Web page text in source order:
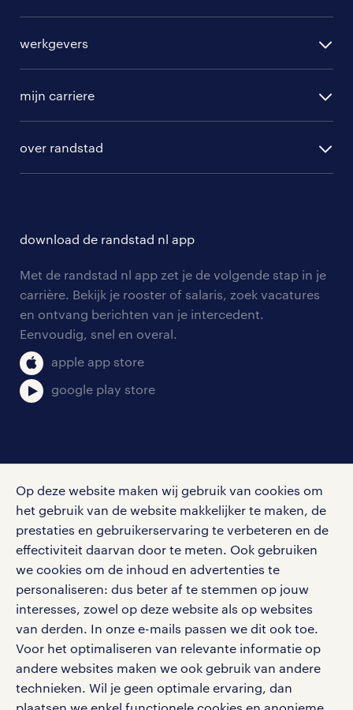
Op deze website maken wij gebruik van cookies om
het gebruik van de website makkelijker te maken, de
prestaties en gebruikerservaring te verbeteren en de
effectiviteit daarvan door te meten. Ook gebruiken
we cookies om de inhoud en advertenties te
personaliseren: dus beter af te stemmen op jouw
interesses, zowel op deze website als op websites
van derden. In onze e-mails passen we dit ook toe.
Voor het optimaliseren van relevante informatie op
andere websites maken we ook gebruik van andere
technieken. Wil je geen optimale ervaring, dan
randstad professional
werkgevers
hr-diensten
tarieven
personeel gezocht
aanmelden nieuwsbrief
mijn carriere
solliciteren
blogs en artikelen
salarischecker
bruto-netto calculator
over randstad
onze vestigingen
pers
download de randstad nl app
Met de randstad nl app zet je de volgende stap in je
carrière. Bekijk je rooster of salaris, zoek vacatures
en ontvang berichten van je intercedent.
Eenvoudig, snel en overal.
apple app store
google play store
Volg ons voor de leukste content omtrent
vacatures, solliciteren en inspiratie.
werken bij randstad
gebruikersvoorwaarden
privacystatement
cookies
disclaimer